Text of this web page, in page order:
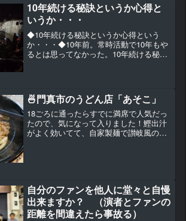
10年続ける秘訣というか心得と
いうか・・・
◆10年続ける秘訣というか心得という
か・・・◆10年前。常時活動で10年もや
るとは思ってなかった。10年続ける秘訣
たことない。グループ...
🍜門真市のうどん店「あそこ」
18ごろに通ったらすでに満席で人気だっ
たので、気になって入りました！鰹出汁
がよく効いてて、自家製麺で讃岐風の歯
自分のファンを他人に堂々と自慢
出来ますか？ （演者とファンの
距離を間違えたら事故る）